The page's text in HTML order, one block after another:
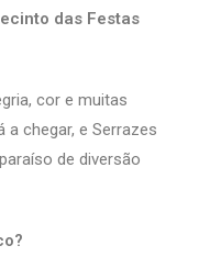
das Festas
cor e muitas
a chegar, e Serrazes
de diversão